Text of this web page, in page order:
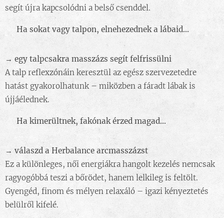
segít újra kapcsolódni a belső csenddel.
Ha sokat vagy talpon, elnehezednek a lábaid...
→ egy talpcsakra masszázs segít felfrissülni
A talp reflexzónáin keresztül az egész szervezetedre
hatást gyakorolhatunk – miközben a fáradt lábak is
újjáélednek.
🌸 Ha kimerültnek, fakónak érzed magad...
→ válaszd a Herbalance arcmasszázst
Ez a különleges, női energiákra hangolt kezelés nemcsak
ragyogóbbá teszi a bőrödet, hanem lelkileg is feltölt.
Gyengéd, finom és mélyen relaxáló – igazi kényeztetés
belülről kifelé.